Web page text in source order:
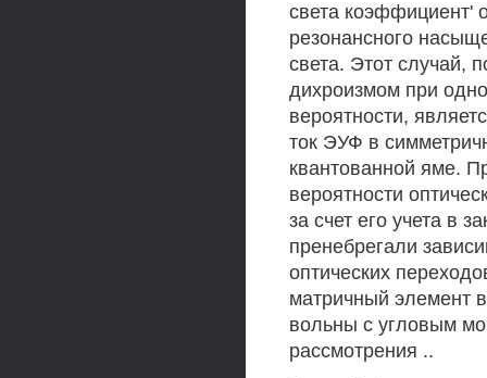
света коэффициент'
резонансного
света. Этот случай,
дихроизмом при
вероятности,
ток ЭУФ в
квантованной яме.
вероятности
за счет его учета в
пренебрегали
оптических
матричный элемент
вольны с угловым
рассмотрения ..